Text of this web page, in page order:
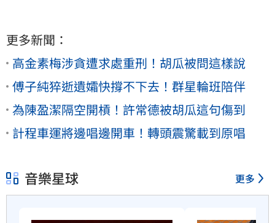
更多新聞：
高金素梅涉貪遭求處重刑！胡瓜被問這樣說
傅子純猝逝遺孀快撐不下去！群星輪班陪伴
為陳盈潔隔空開槓！許常德被胡瓜這句傷到
計程車運將邊唱邊開車！轉頭震驚載到原唱
音樂星球 更多